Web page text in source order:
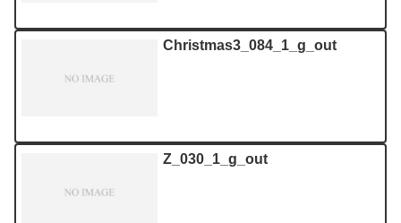
Christmas3_084_1_g_out
Z_030_1_g_out